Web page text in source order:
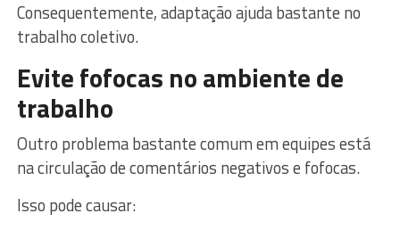
Consequentemente, adaptação ajuda bastante no
trabalho coletivo.
Evite fofocas no ambiente de
trabalho
Outro problema bastante comum em equipes está
na circulação de comentários negativos e fofocas.
Isso pode causar: